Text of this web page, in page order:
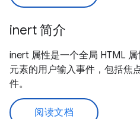
inert 简介
inert 属性是一个全局 HTML
元素的用户输入事件，包括焦
件。
阅读文档